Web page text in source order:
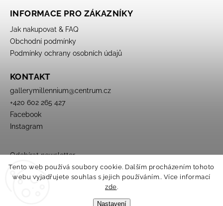
Tento web používá soubory cookie. Dalším procházením tohoto
webu vyjadřujete souhlas s jejich používáním.. Více informací
zde.
Nastavení
INFORMACE PRO ZÁKAZNÍKY
Jak nakupovat & FAQ
Obchodní podmínky
Podmínky ochrany osobních údajů
KONTAKT
gallerymillennium@centrum.cz
+420 602 265 427
Facebook
Instagram
Odebírat newsletter